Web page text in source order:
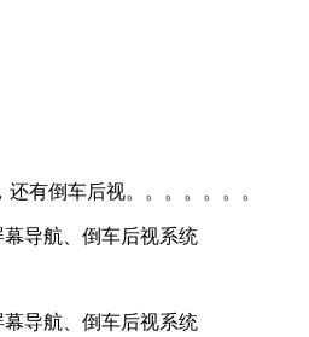
有倒车后视。。。。。。。